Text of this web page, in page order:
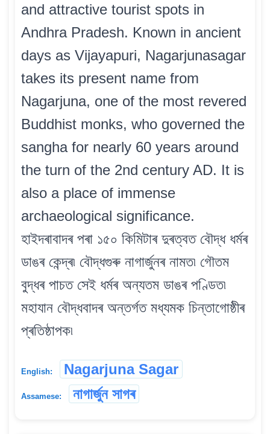
and attractive tourist spots in
Andhra Pradesh. Known in ancient
days as Vijayapuri, Nagarjunasagar
takes its present name from
Nagarjuna, one of the most revered
Buddhist monks, who governed the
sangha for nearly 60 years around
the turn of the 2nd century AD. It is
also a place of immense
archaeological significance.
হাইদৰাবাদৰ পৰা ১৫০ কিমিটাৰ দুৰত্বত বৌদ্ধ ধৰ্মৰ
ডাঙৰ কেন্দ্ৰ৷ বৌদ্ধগুৰু নাগাৰ্জুনৰ নামত৷ গৌতম
বুদ্ধৰ পাচত সেই ধৰ্মৰ অন্যতম ডাঙৰ পণ্ডিত৷
মহাযান বৌদ্ধবাদৰ অন্তৰ্গত মধ্যমক চিন্তাগোষ্ঠীৰ
প্ৰতিষ্ঠাপক৷
English: Nagarjuna Sagar
Assamese: নাগাৰ্জুন সাগৰ